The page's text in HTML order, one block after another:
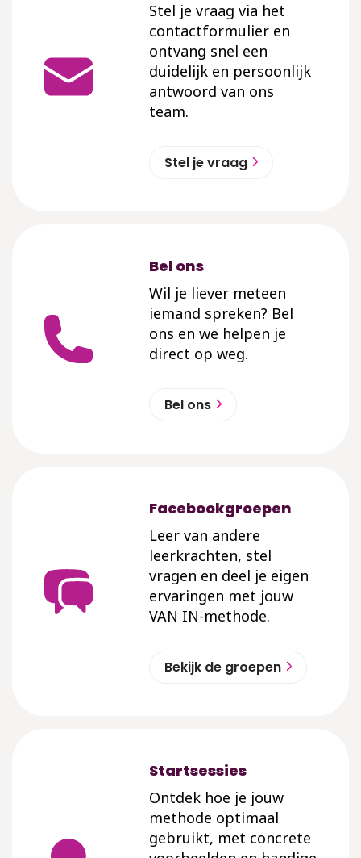
Stel je vraag via het
contactformulier en
ontvang snel een
duidelijk en persoonlijk
antwoord van ons
team.
Stel je vraag
Bel ons
Wil je liever meteen
iemand spreken? Bel
ons en we helpen je
direct op weg.
Bel ons
Facebookgroepen
Leer van andere
leerkrachten, stel
vragen en deel je eigen
ervaringen met jouw
VAN IN-methode.
Bekijk de groepen
Startsessies
Ontdek hoe je jouw
methode optimaal
gebruikt, met concrete